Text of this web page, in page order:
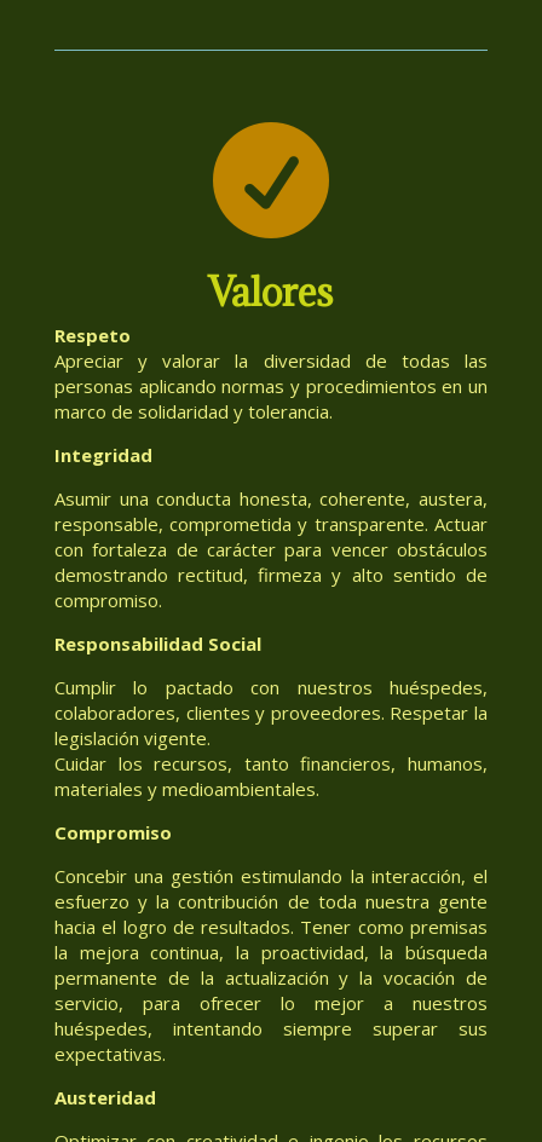

Valores
Respeto
Apreciar y valorar la diversidad de todas las
personas aplicando normas y procedimientos en un
marco de solidaridad y tolerancia.
Integridad
Asumir una conducta honesta, coherente, austera,
responsable, comprometida y transparente. Actuar
con fortaleza de carácter para vencer obstáculos
demostrando rectitud, firmeza y alto sentido de
compromiso.
Responsabilidad Social
Cumplir lo pactado con nuestros huéspedes,
colaboradores, clientes y proveedores. Respetar la
legislación vigente.
Cuidar los recursos, tanto financieros, humanos,
materiales y medioambientales.
Compromiso
Concebir una gestión estimulando la interacción, el
esfuerzo y la contribución de toda nuestra gente
hacia el logro de resultados. Tener como premisas
la mejora continua, la proactividad, la búsqueda
permanente de la actualización y la vocación de
servicio, para ofrecer lo mejor a nuestros
huéspedes, intentando siempre superar sus
expectativas.
Austeridad